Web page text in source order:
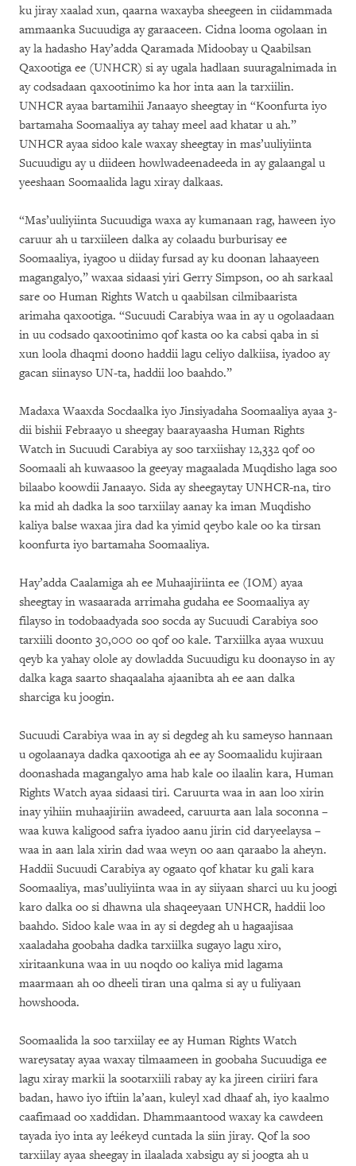
ku jiray xaalad xun, qaarna waxayba sheegeen in ciidammada
ammaanka Sucuudiga ay garaaceen. Cidna looma ogolaan in
ay la hadasho Hay’adda Qaramada Midoobay u Qaabilsan
Qaxootiga ee (UNHCR) si ay ugala hadlaan suuragalnimada in
ay codsadaan qaxootinimo ka hor inta aan la tarxiilin.
UNHCR ayaa bartamihii Janaayo sheegtay in “Koonfurta iyo
bartamaha Soomaaliya ay tahay meel aad khatar u ah.”
UNHCR ayaa sidoo kale waxay sheegtay in mas’uuliyiinta
Sucuudigu ay u diideen howlwadeenadeeda in ay galaangal u
yeeshaan Soomaalida lagu xiray dalkaas.
“Mas’uuliyiinta Sucuudiga waxa ay kumanaan rag, haween iyo
caruur ah u tarxiileen dalka ay colaadu burburisay ee
Soomaaliya, iyagoo u diiday fursad ay ku doonan lahaayeen
magangalyo,” waxaa sidaasi yiri Gerry Simpson, oo ah sarkaal
sare oo Human Rights Watch u qaabilsan cilmibaarista
arimaha qaxootiga. “Sucuudi Carabiya waa in ay u ogolaadaan
in uu codsado qaxootinimo qof kasta oo ka cabsi qaba in si
xun loola dhaqmi doono haddii lagu celiyo dalkiisa, iyadoo ay
gacan siinayso UN-ta, haddii loo baahdo.”
Madaxa Waaxda Socdaalka iyo Jinsiyadaha Soomaaliya ayaa 3-
dii bishii Febraayo u sheegay baarayaasha Human Rights
Watch in Sucuudi Carabiya ay soo tarxiishay 12,332 qof oo
Soomaali ah kuwaasoo la geeyay magaalada Muqdisho laga soo
bilaabo koowdii Janaayo. Sida ay sheegaytay UNHCR-na, tiro
ka mid ah dadka la soo tarxiilay aanay ka iman Muqdisho
kaliya balse waxaa jira dad ka yimid qeybo kale oo ka tirsan
koonfurta iyo bartamaha Soomaaliya.
Hay’adda Caalamiga ah ee Muhaajiriinta ee (IOM) ayaa
sheegtay in wasaarada arrimaha gudaha ee Soomaaliya ay
filayso in todobaadyada soo socda ay Sucuudi Carabiya soo
tarxiili doonto 30,000 oo qof oo kale. Tarxiilka ayaa wuxuu
qeyb ka yahay olole ay dowladda Sucuudigu ku doonayso in ay
dalka kaga saarto shaqaalaha ajaanibta ah ee aan dalka
sharciga ku joogin.
Sucuudi Carabiya waa in ay si degdeg ah ku sameyso hannaan
u ogolaanaya dadka qaxootiga ah ee ay Soomaalidu kujiraan
doonashada magangalyo ama hab kale oo ilaalin kara, Human
Rights Watch ayaa sidaasi tiri. Caruurta waa in aan loo xirin
inay yihiin muhaajiriin awadeed, caruurta aan lala soconna –
waa kuwa kaligood safra iyadoo aanu jirin cid daryeelaysa –
waa in aan lala xirin dad waa weyn oo aan qaraabo la aheyn.
Haddii Sucuudi Carabiya ay ogaato qof khatar ku gali kara
Soomaaliya, mas’uuliyiinta waa in ay siiyaan sharci uu ku joogi
karo dalka oo si dhawna ula shaqeeyaan UNHCR, haddii loo
baahdo. Sidoo kale waa in ay si degdeg ah u hagaajisaa
xaaladaha goobaha dadka tarxiilka sugayo lagu xiro,
xiritaankuna waa in uu noqdo oo kaliya mid lagama
maarmaan ah oo dheeli tiran una qalma si ay u fuliyaan
howshooda.
Soomaalida la soo tarxiilay ee ay Human Rights Watch
wareysatay ayaa waxay tilmaameen in goobaha Sucuudiga ee
lagu xiray markii la sootarxiili rabay ay ka jireen ciriiri fara
badan, hawo iyo iftiin la’aan, kuleyl xad dhaaf ah, iyo kaalmo
caafimaad oo xaddidan. Dhammaantood waxay ka cawdeen
tayada iyo inta ay leékeyd cuntada la siin jiray. Qof la soo
tarxiilay ayaa sheegay in ilaalada xabsigu ay si joogta ah u